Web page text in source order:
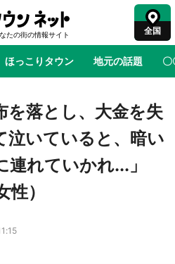
全国
ほっこりタウン 地元の話題 〇
あの時はありがとう 物語がはじ
らく細胞』と神奈川県の3度目コ
界観通じて「小児がん」学べる
平日限定】
える 銀座・博品館TOY PARKへ
を落とし、大金を失
泣いていると、暗い
連れていかれ...」
性）